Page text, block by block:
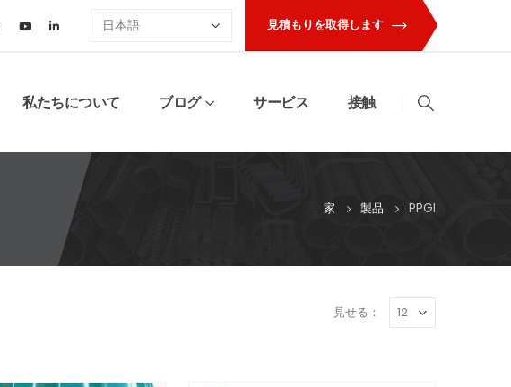
見積もりを取得します
私たちについて ブログ サービス 接触
家 製品 PPGI
見せる：